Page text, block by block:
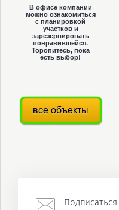
В офисе компании
можно ознакомиться
с планировкой
участков и
зарезервировать
понравившейся.
Торопитесь, пока
есть выбор!